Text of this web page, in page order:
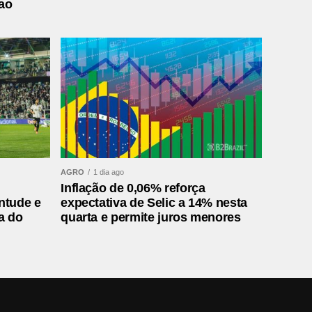
e
do
AGRO 1 dia ago
Inflação de 0,06% reforça
expectativa de Selic a 14% nesta
quarta e permite juros menores